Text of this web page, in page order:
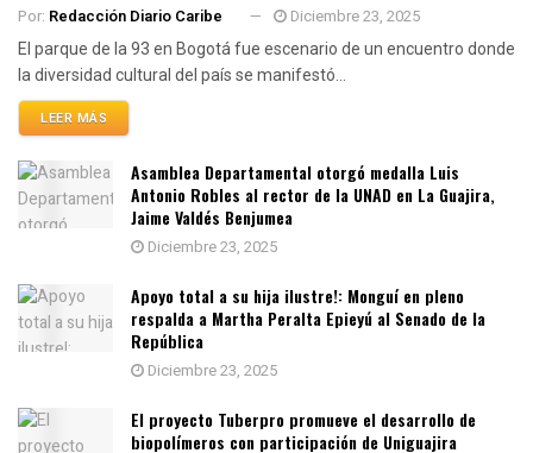
Por: Redacción Diario Caribe Diciembre 23, 2025
El parque de la 93 en Bogotá fue escenario de un encuentro donde
la diversidad cultural del país se manifestó...
LEER MÁS
Asamblea Departamental otorgó medalla Luis
Antonio Robles al rector de la UNAD en La Guajira,
Jaime Valdés Benjumea
Diciembre 23, 2025
Apoyo total a su hija ilustre!: Monguí en pleno
respalda a Martha Peralta Epieyú al Senado de la
República
Diciembre 23, 2025
El proyecto Tuberpro promueve el desarrollo de
biopolímeros con participación de Uniguajira